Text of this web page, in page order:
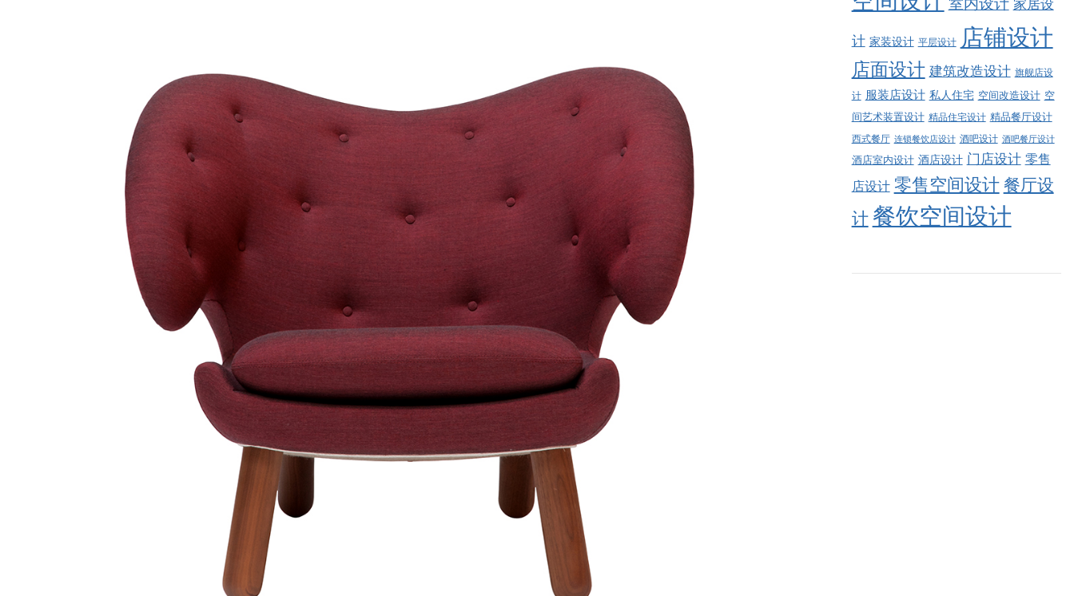
室内设计 家居设
计 家装设计 平层设计 店铺设计
店面设计 建筑改造设计 旗舰店设
计 服装店设计 私人住宅 空间改造设计 空
间艺术装置设计 精品住宅设计 精品餐厅设计
西式餐厅 连锁餐饮店设计 酒吧设计 酒吧餐厅设计
酒店室内设计 酒店设计 门店设计 零售
店设计 零售空间设计 餐厅设
计 餐饮空间设计